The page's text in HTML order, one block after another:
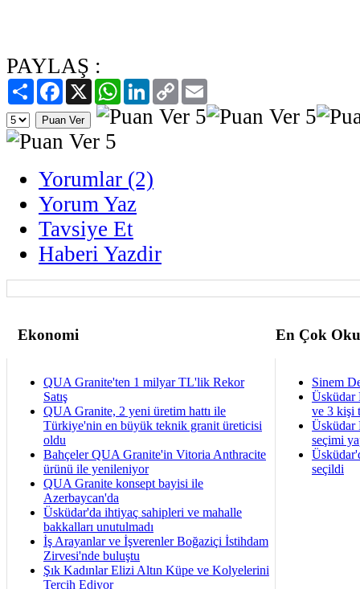
PAYLAŞ :
PaylaşFacebook
X WhatsAppLinkedIn
Copy
Link
Yorumlar (2)
Yorum Yaz
Tavsiye Et
Haberi Yazdir
Ekonomi En Çok
QUA Granite'ten 1 milyar TL'lik Rekor
Satış
QUA Granite, 2 yeni üretim hattı ile
Türkiye'nin en büyük teknik granit üreticisi
oldu
Bahçeler QUA Granite'in Vitoria Anthracite
ürünü ile yenileniyor
QUA Granite konsept bayisi ile
Azerbaycan'da
Üsküdar'da ihtiyaç sahipleri ve mahalle
bakkalları unutulmadı
İş Arayanlar ve İşverenler Boğaziçi İstihdam
Zirvesi'nde buluştu
Şık Kadınlar Elizi Altın Küpe ve Kolyelerini
Tercih Ediyor
Sinem
Üsküdar
ve 3 kişi
Üsküdar
seçimi
seçildi